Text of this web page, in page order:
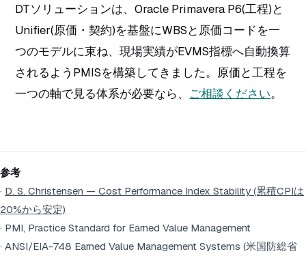
DTソリューションは、Oracle Primavera P6(工程)と
Unifier(原価・契約)を基盤にWBSと原価コードを一
つのモデルに束ね、現場実績がEVMS指標へ自動換算
されるようPMISを構築してきました。原価と工程を
一つの軸で見る体系が必要なら、 ご相談ください。
参考
· D. S. Christensen — Cost Performance Index Stability (累積CPIは
20%から安定)
· PMI, Practice Standard for Earned Value Management
· ANSI/EIA-748 Earned Value Management Systems (米国防総省